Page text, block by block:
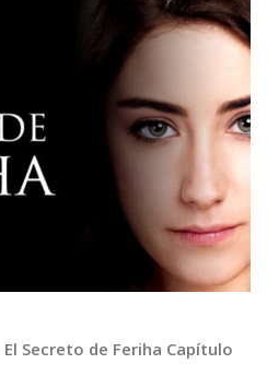
El Secreto de Feriha Capítulo